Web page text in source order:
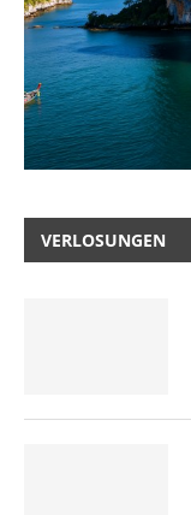
VERLOSUNGEN